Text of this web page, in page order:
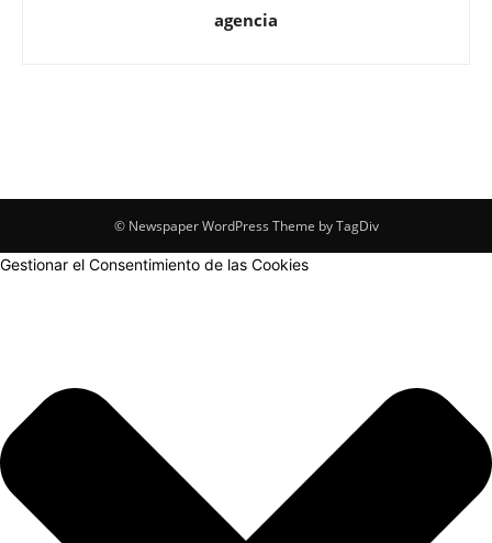
agencia
© Newspaper WordPress Theme by TagDiv
Gestionar el Consentimiento de las Cookies